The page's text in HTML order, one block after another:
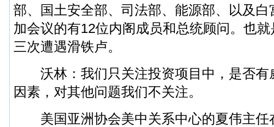
部、国土安全部、司法部、能源部、以及
加会议的有12位内阁成员和总统顾问。也
三次遭遇滑铁卢。
沃林：我们只关注投资项目中，是否有
因素，对其他问题我们不关注。
美国亚洲协会美中关系中心的夏伟主任